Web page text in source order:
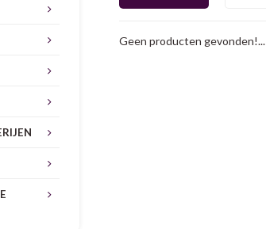
Geen producten gevonden!...